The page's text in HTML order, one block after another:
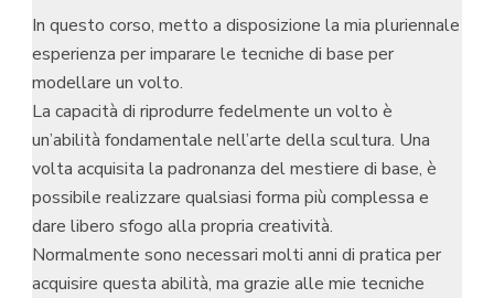
In questo corso, metto a disposizione la mia pluriennale
esperienza per imparare le tecniche di base per
modellare un volto.
La capacità di riprodurre fedelmente un volto è
un’abilità fondamentale nell’arte della scultura. Una
volta acquisita la padronanza del mestiere di base, è
possibile realizzare qualsiasi forma più complessa e
dare libero sfogo alla propria creatività.
Normalmente sono necessari molti anni di pratica per
acquisire questa abilità, ma grazie alle mie tecniche